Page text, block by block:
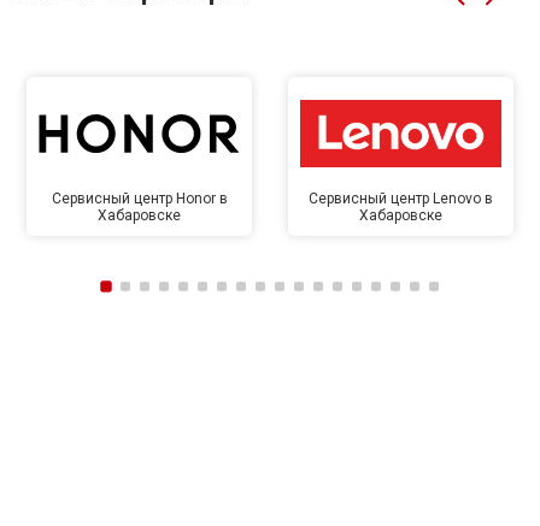
Сервисный центр Honor в
Хабаровске
Сервисный центр Lenovo в
Хабаровске